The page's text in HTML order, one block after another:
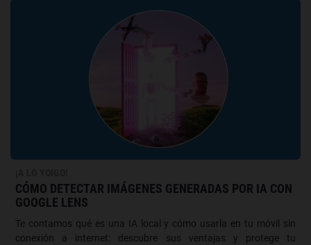
CÓMO DETECTAR IMÁGENES GENERADAS POR IA CON
GOOGLE LENS
Te contamos qué es una IA local y cómo usarla en tu móvil sin
conexión a internet: descubre sus ventajas y protege tu